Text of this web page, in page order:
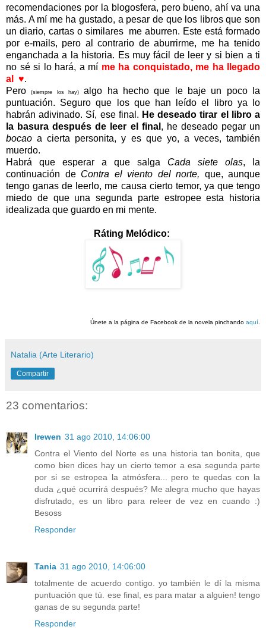
recomendaciones por la blogosfera, pero bueno, ahí va una
más. A mí me ha gustado, a pesar de que los libros que son
un diario, cartas o similares me aburren. Este está formado
por e-mails, pero al contrario de aburrirme, me ha tenido
enganchada a la historia. Es muy fácil de leer y si bien a ti
no sé si lo hará, a mí me ha conquistado, me ha llegado
al ♥.
Pero(siempre los hay)
algo ha hecho que le baje un poco la
puntuación. Seguro que los que han leído el libro ya lo
habrán adivinado. Sí, ese final. He deseado tirar el libro a
la basura después de leer el final , he deseado pegar un
bocaoa cierta personita, y es que yo, a veces, también
muerdo.
Habrá que esperar a que salga Cada siete olas, la
continuación de Contra el viento del norte, que, aunque
tengo ganas de leerlo, me causa cierto temor, ya que tengo
miedo de que una segunda parte estropee esta historia
idealizada que guardo en mi mente.
Ráting Melódico:
Únete a la página de Facebook de la novela pinchando aquí
Natalia (Arte Literario)
Compartir
23 comentarios:
Irewen 31 ago 2010, 14:06:00
Contra el Viento del Norte es una historia tan bonita, que
como bien dices hay un cierto temor a esa segunda parte
por si se estropea la atmósfera... pero te quedas con la
duda ¿qué ocurrirá después? Me alegra mucho que hayas
disfrutado, es un libro para releer de vez en cuando :)
Besoss
Responder
Tania 31 ago 2010, 14:06:00
totalmente de acuerdo contigo. yo también le dí la misma
puntuación que tú. ese final, es para matar a alguien! tengo
ganas de su segunda parte!
Responder